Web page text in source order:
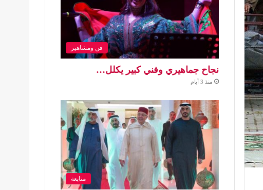
فن ومشاهير
نجاح جماهيري وفني كبير يكلل…
منذ 3 أيام
متابعة